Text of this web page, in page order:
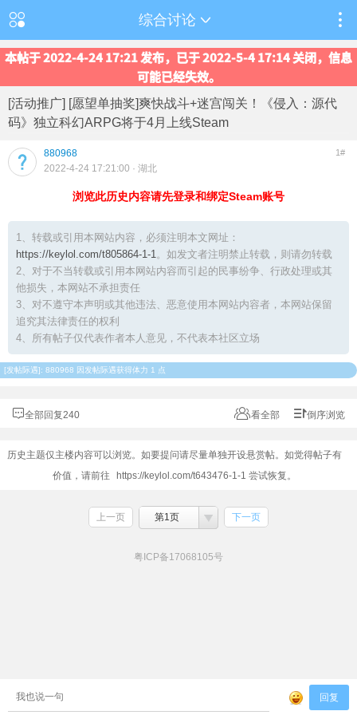
综合讨论
本帖于 2022-4-24 17:21 发布，已于 2022-5-4 17:14 关闭，信息
可能已经失效。
[活动推广] [愿望单抽奖]爽快战斗+迷宫闯关！《侵入：源代
码》独立科幻ARPG将于4月上线Steam
880968 1#
2022-4-24 17:21:00 · 湖北
浏览此历史内容请先登录和绑定Steam账号
1、转载或引用本网站内容，必须注明本文网址：
https://keylol.com/t805864-1-1。如发文者注明禁止转载，则请勿转载
2、对于不当转载或引用本网站内容而引起的民事纷争、行政处理或其
他损失，本网站不承担责任
3、对不遵守本声明或其他违法、恶意使用本网站内容者，本网站保留
追究其法律责任的权利
4、所有帖子仅代表作者本人意见，不代表本社区立场
[发帖际遇]: 880968 因发帖际遇获得体力 1 点
全部回复240 看全部 倒序浏览
历史主题仅主楼内容可以浏览。如要提问请尽量单独开设悬赏帖。如觉得帖子有
价值，请前往
https://keylol.com/t643476-1-1 尝试恢复。
上一页 第1页 下一页
粤ICP备17068105号